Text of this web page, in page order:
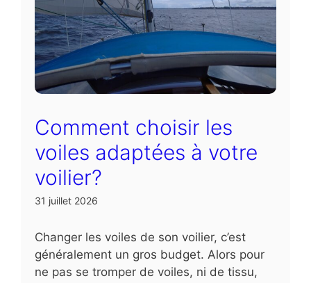
Comment choisir les
voiles adaptées à votre
voilier?
31 juillet 2026
Changer les voiles de son voilier, c’est
généralement un gros budget. Alors pour
ne pas se tromper de voiles, ni de tissu,